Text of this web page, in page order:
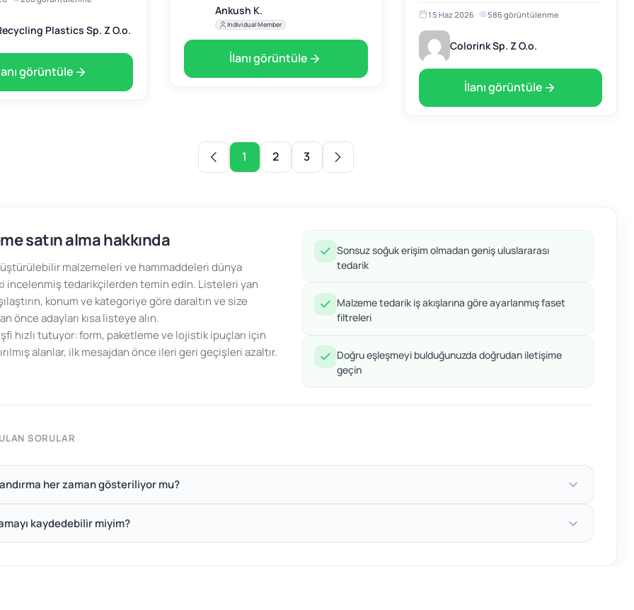
Plastics Sp. Z O.o.
görüntüle
Ankush K.
Individual Member
İlanı görüntüle
15 Haz 2026 · 586 görüntülenme
Colorink Sp. Z O.o.
İlanı görüntüle
1 2 3
satın alma hakkında
malzemeleri ve hammaddeleri dünya
incelenmiş tedarikçilerden temin edin. Listeleri yan
konum ve kategoriye göre daraltın ve size
önce adayları kısa listeye alın.
hızlı tutuyor: form, paketleme ve lojistik ipuçları için
alanlar, ilk mesajdan önce ileri geri geçişleri azaltır.
Sonsuz soğuk erişim olmadan geniş uluslararası
tedarik
Malzeme tedarik iş akışlarına göre ayarlanmış faset
filtreleri
Doğru eşleşmeyi bulduğunuzda doğrudan iletişime
geçin
SORULAR
her zaman gösteriliyor mu?
kaydedebilir miyim?